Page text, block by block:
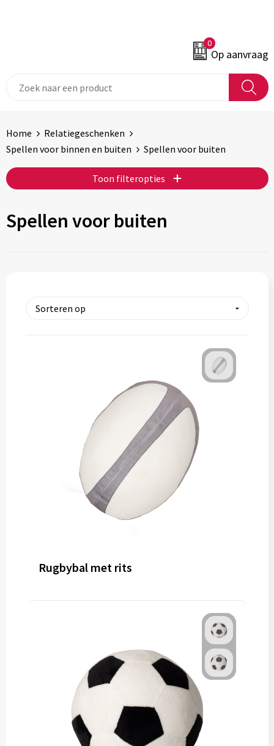
0
Op aanvraag
Home
Relatiegeschenken
Spellen voor binnen en buiten
Spellen voor buiten
Toon filteropties
Spellen voor buiten
Rugbybal met rits